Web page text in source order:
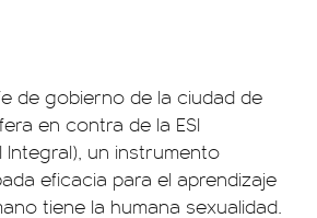
de gobierno de la ciudad de
en contra de la ESI
Integral), un instrumento
eficacia para el aprendizaje
tiene la humana sexualidad.